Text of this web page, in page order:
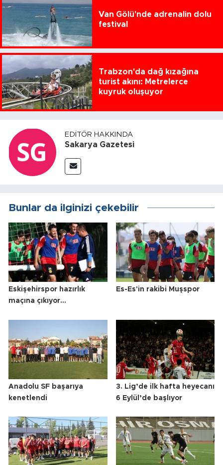
Van Gölü'nde adrenalin dolu
festival
Trabzon'da dağ kızağına
turist akını: Metrelerce
kuyruk oluşuyor
EDITÖR HAKKINDA
Sakarya Gazetesi
Bunlar da ilginizi çekebilir
Eskişehirspor hazırlık
maçına çıkıyor...
Es-Es'in rakibi Muşspor
Anadolu SF başarıya
kenetlendi
3. Lig’de ilk hafta heyecanı
6 Eylül’de başlıyor